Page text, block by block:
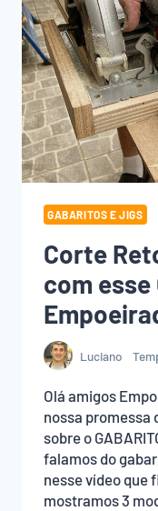
GABARITOS E JIGS
Corte
com
Luciano
Olá amigos
nossa promessa
sobre o
falamos do
nesse vídeo que
mostramos 3